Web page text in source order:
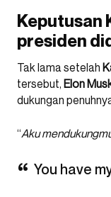
Keputusan
presiden
Tak lama setelah
tersebut, Elon
dukungan
“Aku
You have